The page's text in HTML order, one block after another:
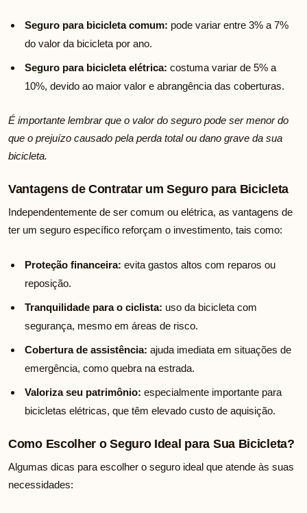
Seguro para bicicleta comum: pode variar entre 3% a 7%
do valor da bicicleta por ano.
Seguro para bicicleta elétrica: costuma variar de 5% a
10%, devido ao maior valor e abrangência das coberturas.
É importante lembrar que o valor do seguro pode ser menor do
que o prejuízo causado pela perda total ou dano grave da sua
bicicleta.
Vantagens de Contratar um Seguro para Bicicleta
Independentemente de ser comum ou elétrica, as vantagens de
ter um seguro específico reforçam o investimento, tais como:
Proteção financeira: evita gastos altos com reparos ou
reposição.
Tranquilidade para o ciclista: uso da bicicleta com
segurança, mesmo em áreas de risco.
Cobertura de assistência: ajuda imediata em situações de
emergência, como quebra na estrada.
Valoriza seu patrimônio: especialmente importante para
bicicletas elétricas, que têm elevado custo de aquisição.
Como Escolher o Seguro Ideal para Sua Bicicleta?
Algumas dicas para escolher o seguro ideal que atende às suas
necessidades: